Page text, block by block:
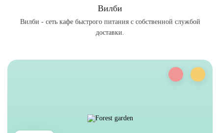
Вилби
Вилби - сеть кафе быстрого питания с собственной службой
доставки.